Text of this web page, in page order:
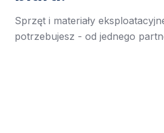
Sprzęt i materiały
potrzebujesz - od jednego